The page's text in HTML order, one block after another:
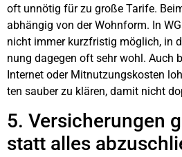
oft unnö­tig für zu gro­ße Tari­fe.
abhän­gig von der Wohn­form. In
nicht immer kurz­fris­tig mög­lich, in
nung dage­gen oft sehr wohl. Auch
Inter­net oder Mit­nut­zungs­kos­ten
ten sau­ber zu klä­ren, damit nicht
5. Ver­si­che­run­gen
statt alles